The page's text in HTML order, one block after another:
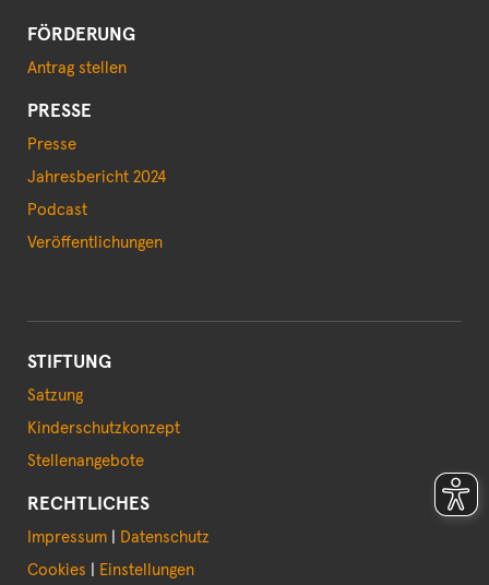
FÖRDERUNG
Antrag stellen
PRESSE
Presse
Jahresbericht 2024
Podcast
Veröffentlichungen
STIFTUNG
Satzung
Kinderschutzkonzept
Stellenangebote
RECHTLICHES
Impressum
Datenschutz
Cookies
Einstellungen